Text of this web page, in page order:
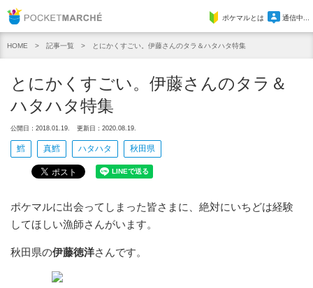
Pocket Marcheポケマルとは 通信中...
HOME 記事一覧 とにかくすごい。伊藤さんのタラ＆ハタハタ特集
とにかくすごい。伊藤さんのタラ＆
ハタハタ特集
公開日：2018.01.19. 更新日：2020.08.19.
鱈 真鱈 ハタハタ 秋田県
ポケマルに出会ってしまった皆さまに、絶対にいちどは経験
してほしい漁師さんがいます。
秋田県の伊藤徳洋さんです。